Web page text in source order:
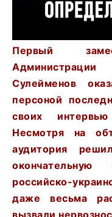
Первый
Сулейменов
персоной
своих
Несмотря на
аудитория
российско-
даже весьма
вызвали